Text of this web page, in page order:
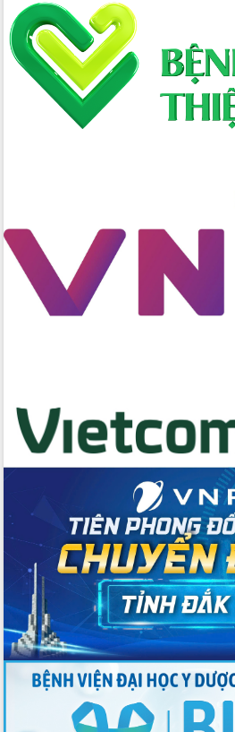
Thủ tướng Chính phủ Phạm Minh Chính
kiểm tra, chỉ đạo hoàn thành các dự
án cao tốc và thăm khu tái định cư tại
Đắk Lắk
Sôi nổi Hội đua ngựa truyền thống Gò
Thì Thùng mừng Xuân Bính Ngọ 2026
Lãnh đạo tỉnh dâng hương tưởng niệm
quốc phòng, quân sự địa phương năm
2026
Đắk Lắk tập trung toàn lực khắc phục
tồn tại IUU, sẵn sàng làm việc với
Đoàn thanh tra EC
nước Đà Nông lần thứ I năm 2026
Kỳ họp Chuyên đề lần thứ Năm, HĐND
tỉnh Đắk Lắk thông qua các nghị quyết
Thống nhất danh sách giới thiệu ứng
cử đại biểu Quốc hội khoá XVI và đại
biểu HĐND tỉnh Đắk Lắk, nhiệm kỳ
2026-2031
Phát động hai phong trào thi đua quan
trọng trong kỷ nguyên mới
Hội nghị lần thứ tư Ban Chỉ đạo công
tác bầu cử tỉnh Đắk Lắk
Hội nghị Báo cáo viên Trung ương
tháng 01/2026
Phó Thủ tướng Hồ Quốc Dũng đánh giá
cao kết quả Chiến dịch Quang Trung